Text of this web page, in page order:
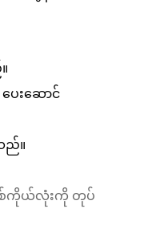
းဆောင်
ည်။
စ်ကိုယ်လုံးကို တုပ်